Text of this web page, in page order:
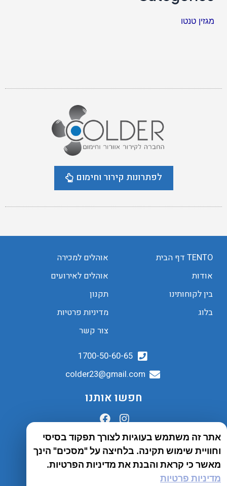
מגזין טנטו
לפתרונות קירור וחימום
TENTO דף הבית
אודות
בין לקוחותינו
בלוג
אוהלים למכירה
אוהלים לאירועים
תקנון
מדיניות פרטיות
צור קשר
1700-50-60-65
colder23@gmail.com
חפשו אותנו
הובלות לכל הארץ
שירות יבואן
אתר זה משתמש בעוגיות לצורך תפקוד בסיסי
וחוויית שימוש תקינה. בלחיצה על "מסכים" הינך
מאשר כי קראת והבנת את מדיניות הפרטיות.
מדיניות פרטיות